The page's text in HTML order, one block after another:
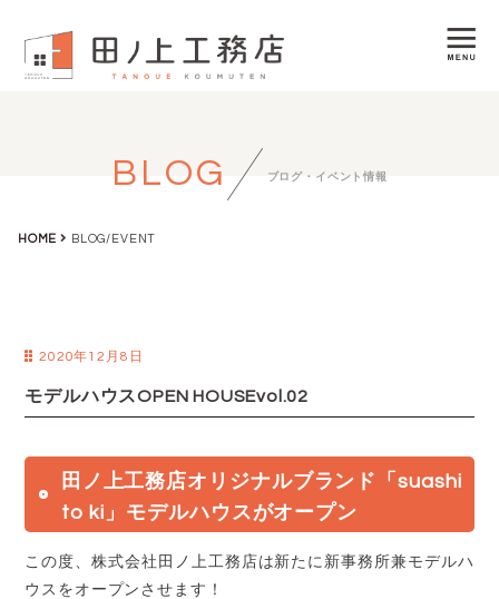
BLOG ブログ・イベント情報
HOME BLOG/EVENT
2020年12月8日
モデルハウスOPEN HOUSEvol.02
田ノ上工務店オリジナルブランド「suashi
to ki」モデルハウスがオープン
この度、株式会社田ノ上工務店は新たに新事務所兼モデルハ
ウスをオープンさせます！